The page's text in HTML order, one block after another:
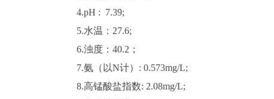
4.pH : 7.39;
5.水温：27.6;
6.浊度：40.2；
7.氨（以N计） : 0.573mg/L;
8.高锰酸盐指数: 2.08mg/L;